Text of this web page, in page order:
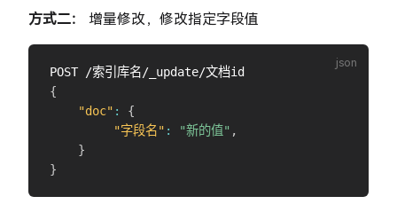
方式二： 增量修改，修改指定字段值
{
"doc" :
{
"字段名" : "新的值" ,
}
}